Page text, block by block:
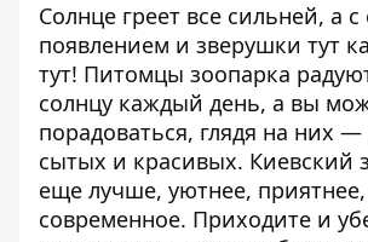
Солнце греет все сильней, а с
появлением и зверушки тут
тут! Питомцы зоопарка
солнцу каждый день, а вы
порадоваться, глядя на них
сытых и красивых. Киевский
еще лучше, уютнее, приятнее,
современное. Приходите и